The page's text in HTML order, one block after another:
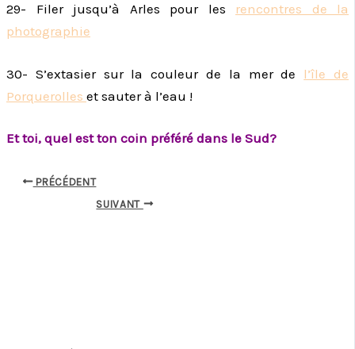
29- Filer jusqu’à Arles pour les rencontres de la
photographie
30- S’extasier sur la couleur de la mer de l’île de
Porquerolles et sauter à l’eau !
Et toi, quel est ton coin préféré dans le Sud?
PRÉCÉDENT
SUIVANT